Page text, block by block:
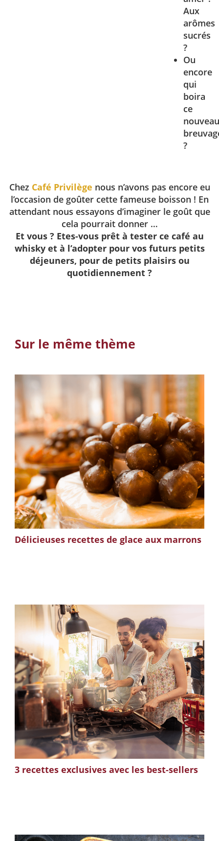
Aux
arômes
sucrés
?
Ou
encore
qui
boira
ce
nouveau
?
Chez Café Privilège nous n’avons pas encore eu
l’occasion de goûter cette fameuse boisson ! En
attendant nous essayons d’imaginer le goût que
cela pourrait donner …
Et vous ? Etes-vous prêt à tester ce café au
whisky et à l’adopter pour vos futurs petits
déjeuners, pour de petits plaisirs ou
quotidiennement ?
Sur le même thème
Délicieuses recettes de glace aux marrons
3 recettes exclusives avec les best-sellers